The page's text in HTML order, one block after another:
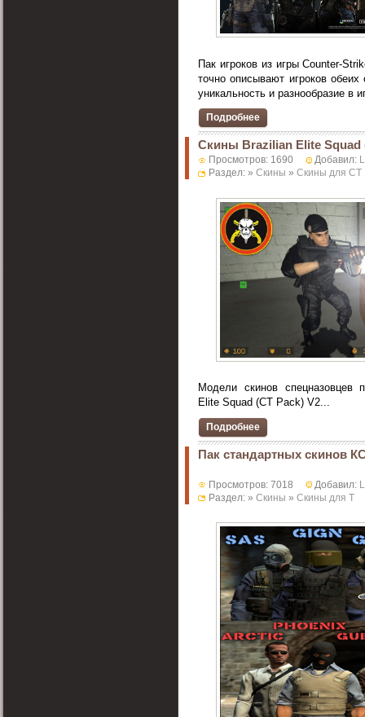
Пак игроков из игры Counter-
точно описывают игроков
уникальность и разнообразие в
Подробнее
Скины Brazilian Elite Squad
Просмотров: 1690 Добавил:
Раздел: » Скины » Скины для CT
Модели скинов спецназовцев
Elite Squad (CT Pack) V2...
Подробнее
Пак стандартных скинов
Просмотров: 7018 Добавил:
Раздел: » Скины » Скины для T